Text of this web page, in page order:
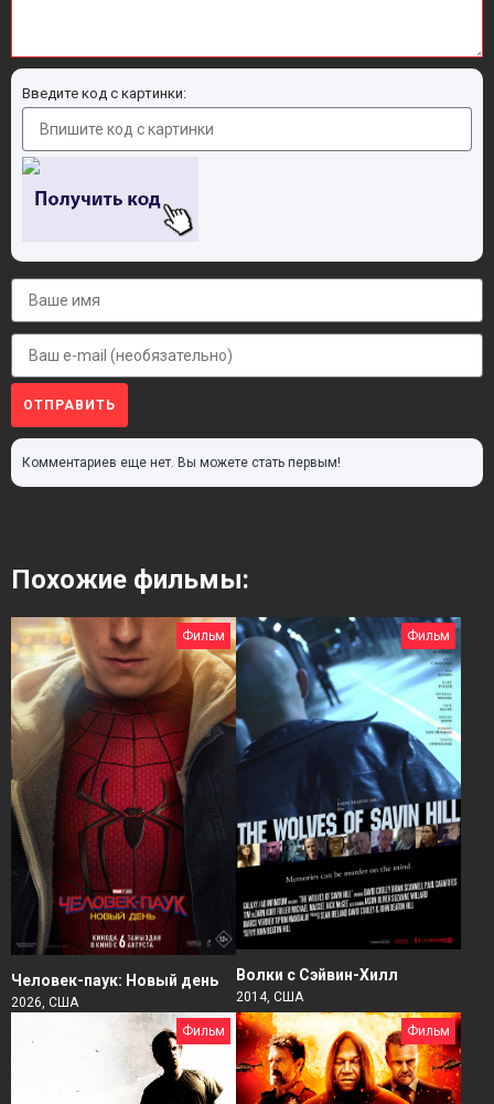
Введите код с картинки:
ОТПРАВИТЬ
Комментариев еще нет. Вы можете стать первым!
Похожие фильмы:
Фильм
Человек-паук: Новый день
2026, США
Фильм
Волки с Сэйвин-Хилл
2014, США
Фильм Фильм